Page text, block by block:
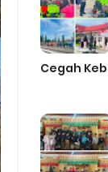
Cegah